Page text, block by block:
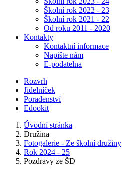
Školní rok 2022 - 23
Školní rok 2021 - 22
Od roku 2011 - 2020
Kontakty
Kontaktní informace
Napište nám
E-podatelna
Rozvrh
Jídelníček
Poradenství
Edookit
Úvodní stránka
Družina
Fotogalerie - Ze školní družiny
Rok 2024 - 25
Pozdravy ze ŠD